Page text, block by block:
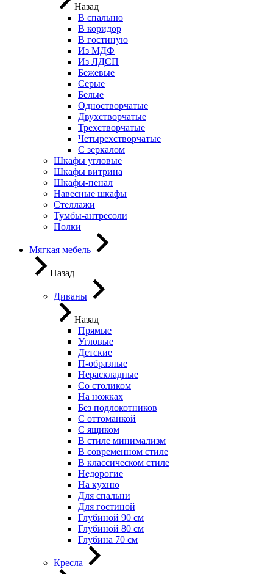
Назад
В спальню
В коридор
В гостиную
Из МДФ
Из ЛДСП
Бежевые
Серые
Белые
Одностворчатые
Двухстворчатые
Трехстворчатые
Четырехстворчатые
С зеркалом
Шкафы угловые
Шкафы витрина
Шкафы-пенал
Навесные шкафы
Стеллажи
Тумбы-антресоли
Полки
Мягкая мебель
Назад
Диваны
Назад
Прямые
Угловые
Детские
П-образные
Нераскладные
Со столиком
На ножках
Без подлокотников
С оттоманкой
С ящиком
В стиле минимализм
В современном стиле
В классическом стиле
Недорогие
На кухню
Для спальни
Для гостиной
Глубиной 90 см
Глубиной 80 см
Глубина 70 см
Кресла